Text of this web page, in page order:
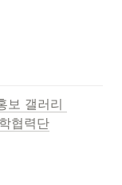
보 갤러리
협력단